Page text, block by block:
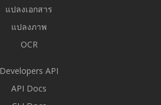
แปลงเอกสาร
แปลงภาพ
OCR
Developers API
API Docs